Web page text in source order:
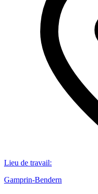
Lieu de travail:
Gamprin-Bendern